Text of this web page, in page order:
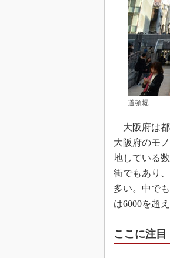
道頓堀
大阪府は都
大阪府のモ
地している
街でもあり
多い。中で
は6000を超
ここに注